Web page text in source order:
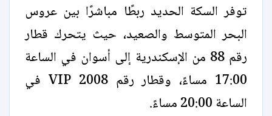
توفر السكة الحديد ربطًا مباشرًا بين عروس
البحر المتوسط والصعيد، حيث يتحرك قطار
رقم 88 من الإسكندرية إلى أسوان في الساعة
17:00 مساءً، وقطار رقم 2008 VIP في
الساعة 20:00 مساءً.